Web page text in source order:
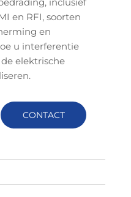
inclusief
en RFI, soorten
en
u interferentie
elektrische
CONTACT